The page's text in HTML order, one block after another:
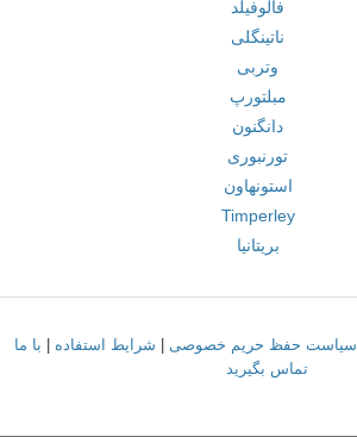
فالوفیلد
ناتینگلی
وتربی
مبلتورپ
دانگنون
تورنبوری
استونهاون
Timperley
بریتانیا
سیاست حفظ حریم خصوصی شرایط استفاده
با ما
تماس بگیرید